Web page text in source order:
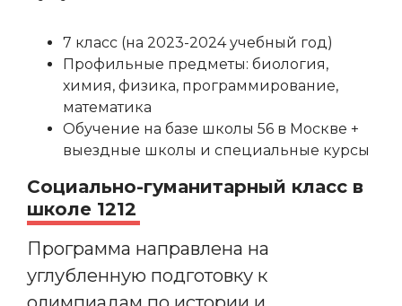
7 класс (на 2023-2024 учебный год)
Профильные предметы: биология,
химия, физика, программирование,
математика
Обучение на базе школы 56 в Москве +
выездные школы и специальные курсы
Социально-гуманитарный класс в
школе 1212
Программа направлена на
углубленную подготовку к